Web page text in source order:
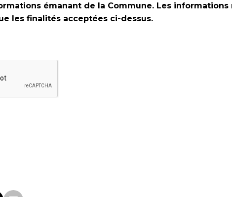
émanant de la Commune. Les
les finalités acceptées ci-dessus.